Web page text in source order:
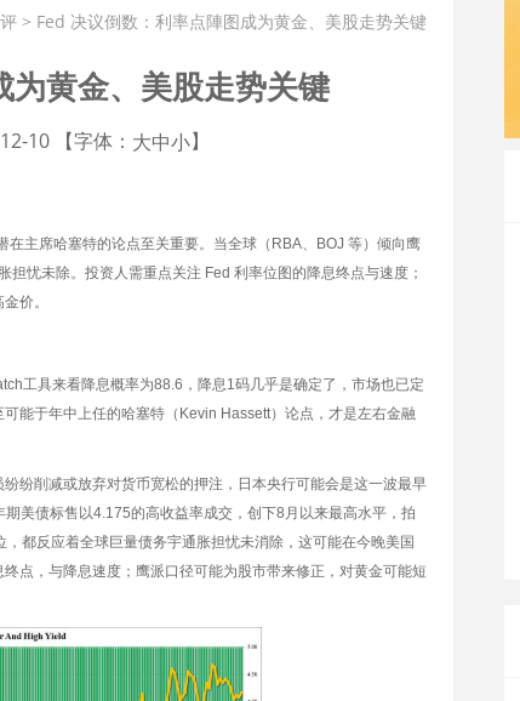
> Fed 决议倒数：利率点陣图成为黄金、美股走势关键
为黄金、美股走势关键
10 【字体： 大中小】
主席哈塞特的论点至关重要。当全球（RBA、BOJ 等）倾向鹰
忧未除。投资人需重点关注 Fed 利率位图的降息终点与速度；
价。
工具来看降息概率为88.6，降息1码几乎是确定了，市场也已定
能于年中上任的哈塞特（Kevin Hassett）论点，才是左右金融
纷削减或放弃对货币宽松的押注，日本央行可能会是这一波最早
美债标售以4.175的高收益率成交，创下8月以来最高水平，拍
都反应着全球巨量债务宇通胀担忧未消除，这可能在今晚美国
点，与降息速度；鹰派口径可能为股市带来修正，对黄金可能短